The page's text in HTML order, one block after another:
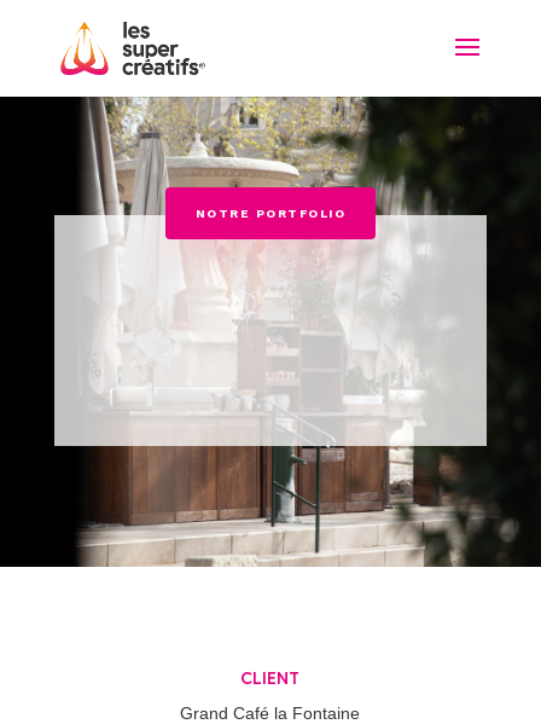
NOTRE PORTFOLIO
client
Grand Café la Fontaine